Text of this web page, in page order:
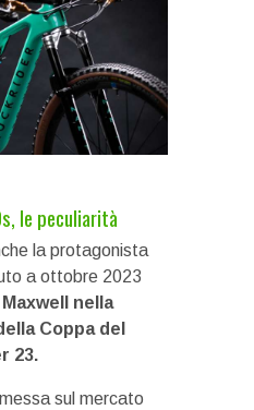
le peculiarità
la protagonista
a ottobre 2023
nella
Coppa del
23.
sul mercato